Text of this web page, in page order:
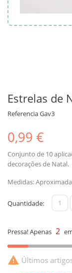
Estrelas de
ReferenciaGav3
0,99 €
Conjunto de 10
decorações de Natal.
Medidas:
Quantidade:
Pressa! Apenas 2
 Últimos